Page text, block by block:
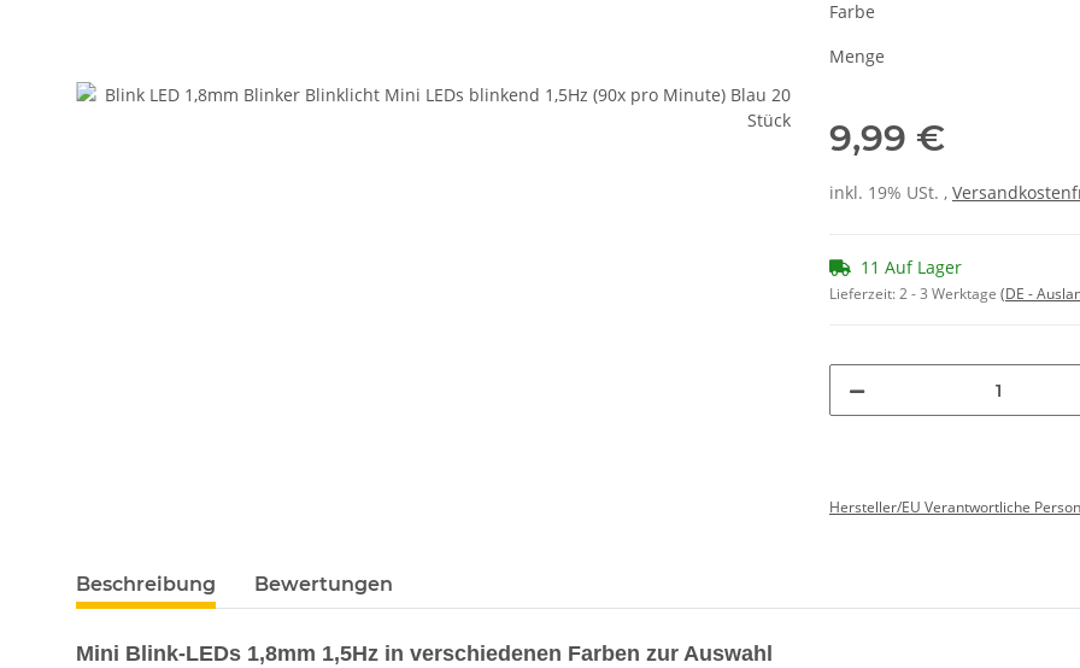
Farbe
Menge
9,99 €
inkl. 19% USt. ,
11 Auf Lager
Lieferzeit:2 - 3 Werktage (DE -
Hersteller/EU Verantwortliche Person
weitere Registerkarten anzeigen
Beschreibung Bewertungen
Mini Blink-LEDs 1,8mm 1,5Hz in verschiedenen Farben zur Auswahl